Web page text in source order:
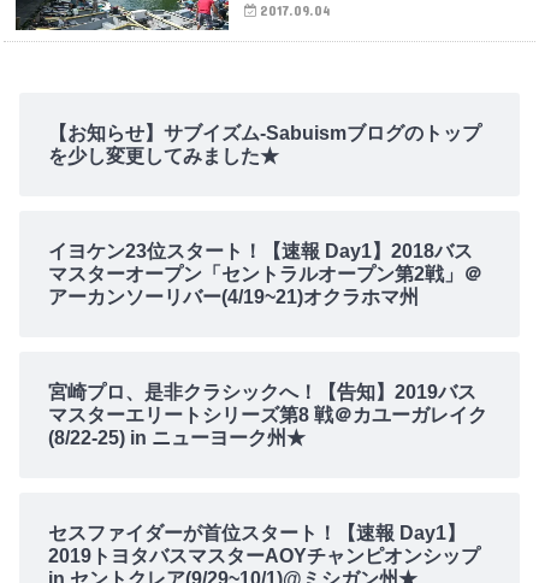
2017.09.04
【お知らせ】サブイズム-Sabuismブログのトップ
を少し変更してみました★
イヨケン23位スタート！【速報 Day1】2018バス
マスターオープン「セントラルオープン第2戦」＠
アーカンソーリバー(4/19~21)オクラホマ州
宮崎プロ、是非クラシックへ！【告知】2019バス
マスターエリートシリーズ第8 戦＠カユーガレイク
(8/22-25) in ニューヨーク州★
セスファイダーが首位スタート！【速報 Day1】
2019トヨタバスマスターAOYチャンピオンシップ
in セントクレア(9/29~10/1)@ミシガン州★